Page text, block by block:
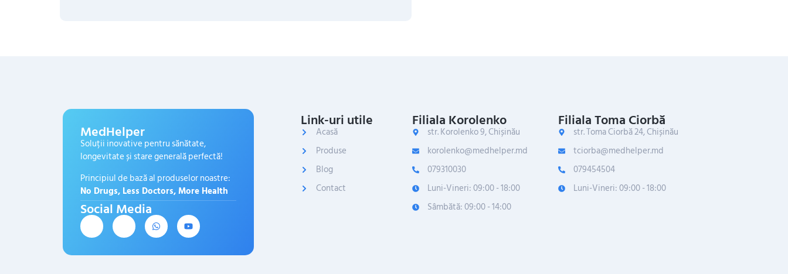
MedHelper
Soluții inovative pentru sănătate,
longevitate și stare generală perfectă!
Principiul de bază al produselor noastre:
No Drugs, Less Doctors, More Health
Social Media
Link-uri utile
Acasă
Produse
Blog
Contact
Filiala Korolenko
str. Korolenko 9, Chișinău
korolenko@medhelper.md
079310030
Luni-Vineri: 09:00 - 18:00
Sâmbătă: 09:00 - 14:00
Filiala Toma Ciorbă
str. Toma Ciorbă 24, Chișinău
tciorba@medhelper.md
079454504
Luni-Vineri: 09:00 - 18:00